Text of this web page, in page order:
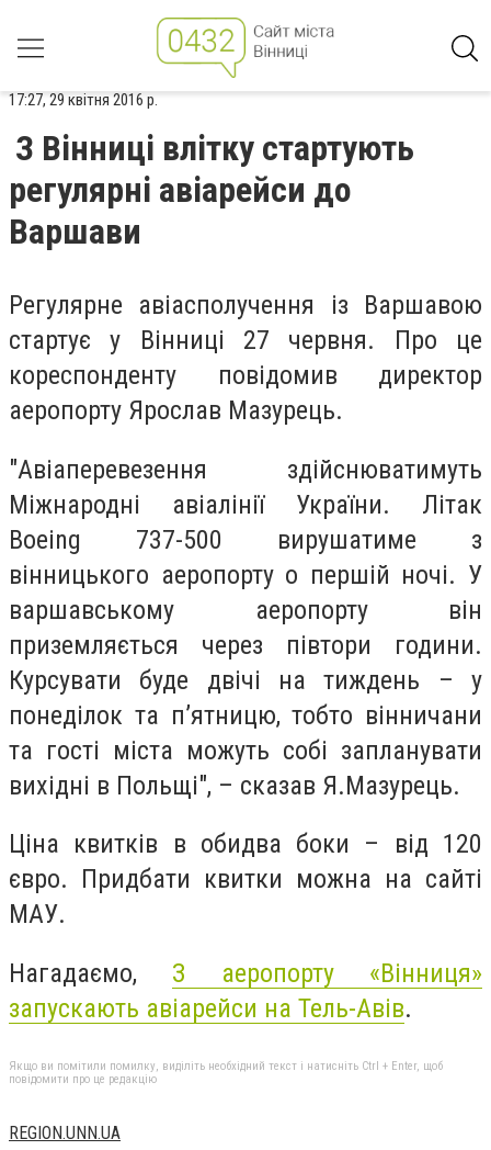
17:27, 29 квітня 2016 р.
З Вінниці влітку стартують
регулярні авіарейси до
Варшави
Регулярне авіасполучення із Варшавою
стартує у Вінниці 27 червня. Про це
кореспонденту повідомив директор
аеропорту Ярослав Мазурець.
"Авіаперевезення здійснюватимуть
Міжнародні авіалінії України. Літак
Boeing 737-500 вирушатиме з
вінницького аеропорту о першій ночі. У
варшавському аеропорту він
приземляється через півтори години.
Курсувати буде двічі на тиждень – у
понеділок та п’ятницю, тобто вінничани
та гості міста можуть собі запланувати
вихідні в Польщі", – сказав Я.Мазурець.
Ціна квитків в обидва боки – від 120
євро. Придбати квитки можна на сайті
МАУ.
Нагадаємо, З аеропорту «Вінниця»
запускають авіарейси на Тель-Авів.
Якщо ви помітили помилку, виділіть необхідний текст і натисніть Ctrl + Enter, щоб
повідомити про це редакцію
REGION.UNN.UA